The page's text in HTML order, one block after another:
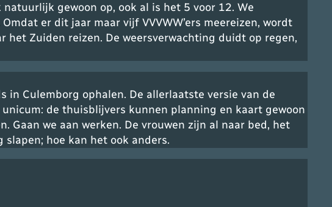
gewoon op, ook al is het 5 voor 12. We
er dit jaar maar vijf VVVWW’ers meereizen, wordt
Zuiden reizen. De weersverwachting duidt op regen,
in Culemborg ophalen. De allerlaatste versie van de
de thuisblijvers kunnen planning en kaart gewoon
Gaan we aan werken. De vrouwen zijn al naar bed, het
hoe kan het ook anders.